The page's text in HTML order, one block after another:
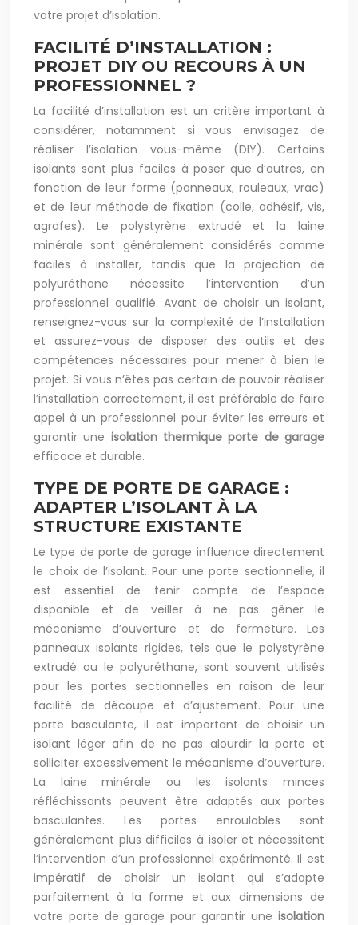
votre projet d’isolation.
FACILITÉ D’INSTALLATION :
PROJET DIY OU RECOURS À UN
PROFESSIONNEL ?
La facilité d’installation est un critère important à
considérer, notamment si vous envisagez de
réaliser l’isolation vous-même (DIY). Certains
isolants sont plus faciles à poser que d’autres, en
fonction de leur forme (panneaux, rouleaux, vrac)
et de leur méthode de fixation (colle, adhésif, vis,
agrafes). Le polystyrène extrudé et la laine
minérale sont généralement considérés comme
faciles à installer, tandis que la projection de
polyuréthane nécessite l’intervention d’un
professionnel qualifié. Avant de choisir un isolant,
renseignez-vous sur la complexité de l’installation
et assurez-vous de disposer des outils et des
compétences nécessaires pour mener à bien le
projet. Si vous n’êtes pas certain de pouvoir réaliser
l’installation correctement, il est préférable de faire
appel à un professionnel pour éviter les erreurs et
garantir une isolation thermique porte de garage
efficace et durable.
TYPE DE PORTE DE GARAGE :
ADAPTER L’ISOLANT À LA
STRUCTURE EXISTANTE
Le type de porte de garage influence directement
le choix de l’isolant. Pour une porte sectionnelle, il
est essentiel de tenir compte de l’espace
disponible et de veiller à ne pas gêner le
mécanisme d’ouverture et de fermeture. Les
panneaux isolants rigides, tels que le polystyrène
extrudé ou le polyuréthane, sont souvent utilisés
pour les portes sectionnelles en raison de leur
facilité de découpe et d’ajustement. Pour une
porte basculante, il est important de choisir un
isolant léger afin de ne pas alourdir la porte et
solliciter excessivement le mécanisme d’ouverture.
La laine minérale ou les isolants minces
réfléchissants peuvent être adaptés aux portes
basculantes. Les portes enroulables sont
généralement plus difficiles à isoler et nécessitent
l’intervention d’un professionnel expérimenté. Il est
impératif de choisir un isolant qui s’adapte
parfaitement à la forme et aux dimensions de
votre porte de garage pour garantir une isolation